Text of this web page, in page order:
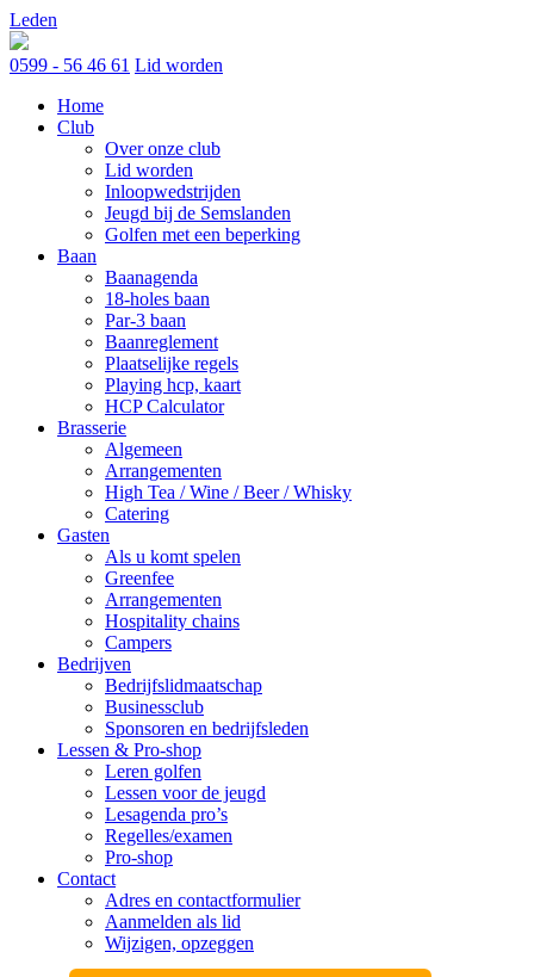
Skip
to
content
Leden
0599 - 56 46 61 Lid worden
Home
Club
Over onze club
Lid worden
Inloopwedstrijden
Jeugd bij de Semslanden
Golfen met een beperking
Baan
Baanagenda
18-holes baan
Par-3 baan
Baanreglement
Plaatselijke regels
Playing hcp, kaart
HCP Calculator
Brasserie
Algemeen
Arrangementen
High Tea / Wine / Beer / Whisky
Catering
Gasten
Als u komt spelen
Greenfee
Arrangementen
Hospitality chains
Campers
Bedrijven
Bedrijfslidmaatschap
Businessclub
Sponsoren en bedrijfsleden
Lessen & Pro-shop
Leren golfen
Lessen voor de jeugd
Lesagenda pro’s
Regelles/examen
Pro-shop
Contact
Adres en contactformulier
Aanmelden als lid
Wijzigen, opzeggen